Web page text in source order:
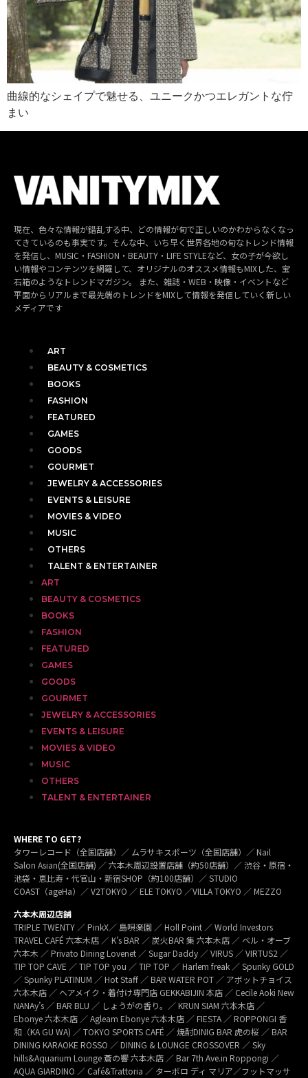
曲線的なシェイプで魅せる、ユニークかつエレガントな佇
まい
現在、色々な情報が錯乱する中、どの情報が旬で正しいのかわからなくなっ
てきているのも事実です。そんな中、いち早く世界各地の旬なトレンド情報
を発信し、MUSIC・FASHION・BEAUTY・LIFE STYLEなど、女の子が今欲し
い情報やコンテンツを網羅して、オリジナルのオススメ情報もMIXした、宝
石箱のようなトレンドマガジン。 また、雑誌・WEB・映像・イベントなど
平面からリアルまで最先端のトレンドをMIXして情報を発信していく新しい
メディアです
ART
BEAUTY & COSMETICS
BOOKS
FASHION
FEATURED
GAMES
GOODS
GOURMET
JEWELRY & ACCESSORIES
EVENTS & LEISURE
MOVIES & VIDEO
MUSIC
OTHERS
TALENT & ENTERTAINER
ART
BEAUTY & COSMETICS
BOOKS
FASHION
FEATURED
GAMES
GOODS
GOURMET
JEWELRY & ACCESSORIES
EVENTS & LEISURE
MOVIES & VIDEO
MUSIC
OTHERS
TALENT & ENTERTAINER
WHERE TO GET?
タワーレコード（全国店舗）／ ムラサキスポーツ（全国店舗）／ Nail
Salon Asian(全国店舗) ／ 六本木周辺設置店舗（約50店舗）／ 渋谷・原宿・
池袋・恵比寿・代官山・新宿SHOP（約100店舗）／ STUDIO
COAST（ageHa）／ V2TOKYO ／ ELE TOKYO ／VILLA TOKYO ／ MEZZO
六本木周辺店舗
TRIPLE TWENTY ／ PinkX／ 島唄楽園 ／ Holl Point ／ World Investors
TRAVEL CAFÉ 六本木店 ／ K’s BAR ／ 炭火BAR 集 六本木店 ／ ベル・オーブ
六本木 ／ Privato Dining Lovenet ／ Sugar Daddy ／ VIRUS ／ VIRTUS2 ／
TIP TOP CAVE ／ TIP TOP you ／ TIP TOP ／ Harlem freak ／ Spunky GOLD
／ Spunky PLATINUM ／ Hot Staff ／ BAR WATER POT ／ アボットチョイス
六本木店 ／ ヘアメイク・着付け専門店 GEKKABIJIN 本店 ／ Cecile Aoki New
NANAy’s ／ BAR BLU ／ しょうがの香り。／ KRUN SIAM 六本木店 ／
Ebonye 六本木店 ／ Agleam Ebonye 六本木店 ／ FIESTA ／ ROPPONGI 香
和（KA GU WA) ／ TOKYO SPORTS CAFÉ ／ 焼酎DINIG BAR 虎の桜 ／ BAR
DINING KARAOKE ROSSO ／ DINING & LOUNGE CROSSOVER ／ Sky
hills&Aquarium Lounge 蒼の響 六本木店 ／ Bar 7th Ave.in Roppongi ／
AQUA GIARDINO ／ Café&Trattoria ／ ターボロ ディ マリア／フットマッサ